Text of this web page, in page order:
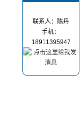
联系人：陈丹
手机：
18911395947